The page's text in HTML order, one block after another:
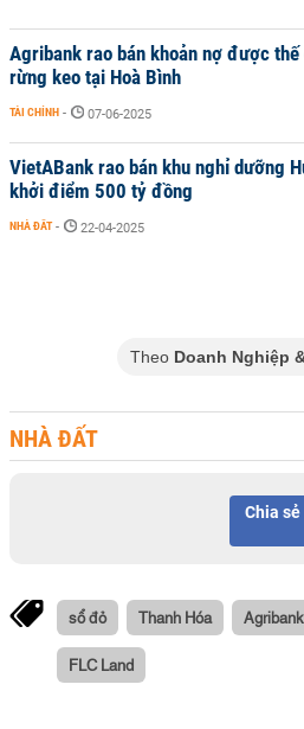
Agribank rao bán khoản nợ được
rừng keo tại Hoà Bình
TÀI CHÍNH - 07-06-2025
VietABank rao bán khu nghỉ dưỡng
khởi điểm 500 tỷ đồng
NHÀ ĐẤT - 22-04-2025
Theo Doanh Nghiệp
NHÀ ĐẤT
Chia sẻ
sổ đỏ Thanh Hóa
FLC Land